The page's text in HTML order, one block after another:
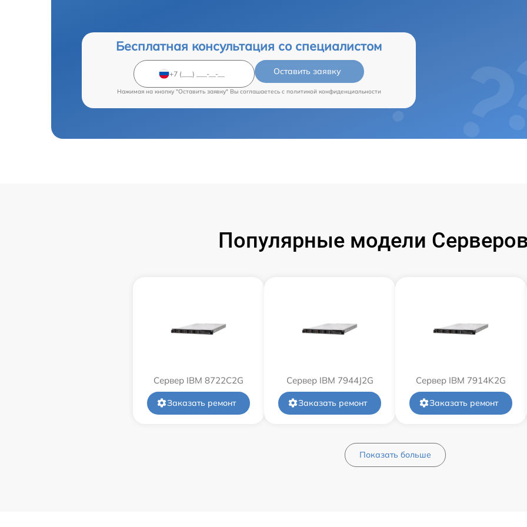
Бесплатная консультация со специалистом
Оставить заявку
Нажимая на кнопку "Оставить заявку" Вы соглашаетесь c политикой конфиденциальности
Популярные модели
Сервер IBM 8722C2G
Заказать ремонт
Сервер IBM 7944J2G
Заказать ремонт
Сервер IBM 7914K2G
Заказать ремонт
Показать больше